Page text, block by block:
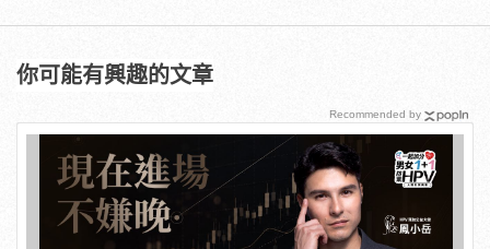
你可能有興趣的文章
Recommended by